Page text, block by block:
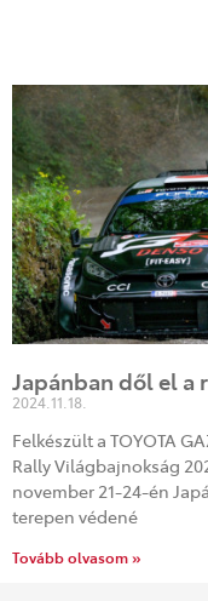
Japánban dől el a
2024.11.18.
Felkészült a TOYOTA
Rally Világbajnokság
november 21-24-én
terepen védené
Tovább olvasom »